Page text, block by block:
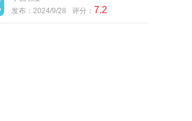
发布：2024/9/28
评分： 7.2